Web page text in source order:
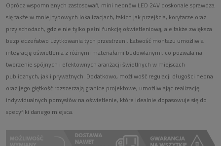
Oprócz wspomnianych zastosowań, mini neonów LED 24V doskonale sprawdza
się także w mniej typowych lokalizacjach, takich jak przejścia, korytarze oraz
przy schodach, gdzie nie tylko pełni funkcję oświetleniową, ale także zwiększa
bezpieczeństwo użytkowania tych przestrzeni. Łatwość montażu umożliwia
integrację oświetlenia z różnymi materiałami budowlanymi, co pozwala na
tworzenie spójnych i efektownych aranżacji świetlnych w miejscach
publicznych, jak i prywatnych. Dodatkowo, możliwość regulacji długości neona
oraz jego giętkość rozszerzają granice projektowe, umożliwiając realizację
indywidualnych pomysłów na oświetlenie, które idealnie dopasowuje się do
specyfiki danego miejsca.